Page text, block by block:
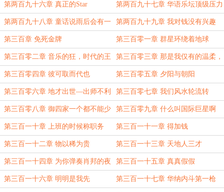
第两百九十六章 真正的Star 第两百九十七章 华语乐坛顶级压力
怪
第两百九十八章 童话说雨后会有一
道彩虹
第两百九十九章 我对钱没有兴趣
第三百章 免死金牌 第三百零一章 群星环绕着地球
第三百零二章 音乐的狂，时代的王 第三百零三章 那是我仅有的温柔，
也是我爱你的原因
第三百零四章 彼可取而代也 第三百零五章 夕阳与朝阳
第三百零六章 地才出世—出师不利
（感谢【浅草云飞扬】大佬】的盟主
~）
第三百零七章 我们风水轮流转
第三百零八章 御四家一个都不能少 第三百零九章 什么叫国际巨星啊
第三百一十章 上班的时候称职务 第三百一十一章 得加钱
第三百一十二章 物以稀为贵 第三百一十三章 天地人三才
第三百一十四章 为你弹奏肖邦的夜
曲
第三百一十五章 真真假假
第三百一十六章 明明是我先 第三百一十七章 华纳内斗第一枪